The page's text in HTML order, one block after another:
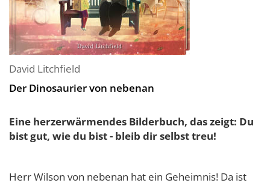
David Litchfield
Der Dinosaurier von nebenan
Eine herzerwärmendes Bilderbuch, das zeigt: Du
bist gut, wie du bist - bleib dir selbst treu!
Herr Wilson von nebenan hat ein Geheimnis! Da ist